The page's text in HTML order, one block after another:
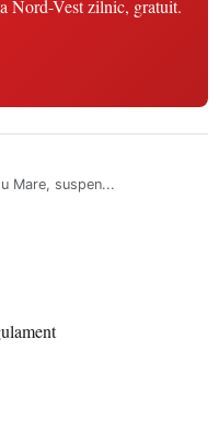
Nord-Vest zilnic, gratuit.
Mare, suspen...